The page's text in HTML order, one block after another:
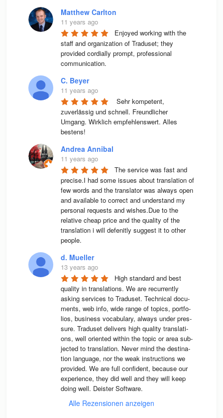
Matthew Carlton
11 years ago
Enjoyed working with the
staff and organization of Traduset; they
provided cordially prompt, professional
communication.
C. Beyer
11 years ago
Sehr kompetent,
zuverlässig und schnell. Freundlicher
Umgang. Wirklich empfehlenswert. Alles
bestens!
Andrea Annibal
11 years ago
The service was fast and
precise.I had some issues about translation of
few words and the translator was always open
and available to correct and understand my
personal requests and wishes.Due to the
relative cheap price and the quality of the
translation i will defenitly suggest it to other
people.
d. Mueller
13 years ago
High stan­dard and best
qua­lity in trans­la­ti­ons. We are recur­rently
asking ser­vices to Tra­du­set. Tech­ni­cal docu­
ments, web info, wide range of topics, port­fo­
lios, busi­ness voca­bu­lary, always under pres­
sure. Tra­du­set deli­vers high qua­lity trans­la­ti­
ons, well ori­en­ted wit­hin the topic or area sub­
jec­ted to trans­la­tion. Never mind the desti­na­
tion lan­guage, nor the weak instruc­tions we
pro­vi­ded. We are full con­fi­dent, because our
expe­ri­ence, they did well and they will keep
doing well. Deis­ter Software.
Alle Rezensionen anzeigen